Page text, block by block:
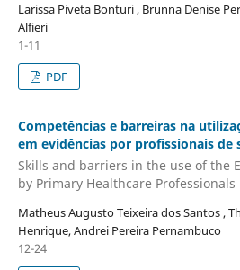
Larissa Piveta Bonturi , Brunna Denise
Alfieri
1-11
PDF
Competências e barreiras na
em evidências por profissionais de
Skills and barriers in the use of the
by Primary Healthcare Professionals
Matheus Augusto Teixeira dos Santos ,
Henrique, Andrei Pereira Pernambuco
12-24